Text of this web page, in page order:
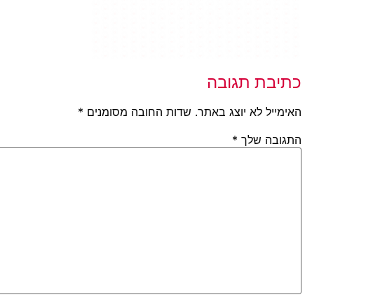
כתיבת תגובה
האימייל לא יוצג באתר. שדות החובה מסומנים *
התגובה שלך *